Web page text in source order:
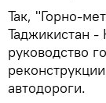
Так, "Горно-
Таджикистан
руководство
автодороги.